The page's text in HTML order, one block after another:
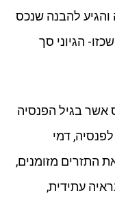
להבנה שנכס
הגיוני סך
אשר בגיל הפנסיה
דמי
התזרים מזומנים,
עתידית,